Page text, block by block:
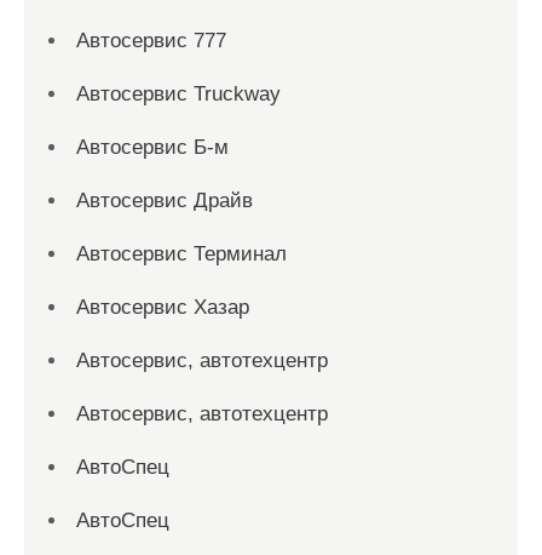
Автосервис 777
Автосервис Truckway
Автосервис Б-м
Автосервис Драйв
Автосервис Терминал
Автосервис Хазар
Автосервис, автотехцентр
Автосервис, автотехцентр
АвтоСпец
АвтоСпец